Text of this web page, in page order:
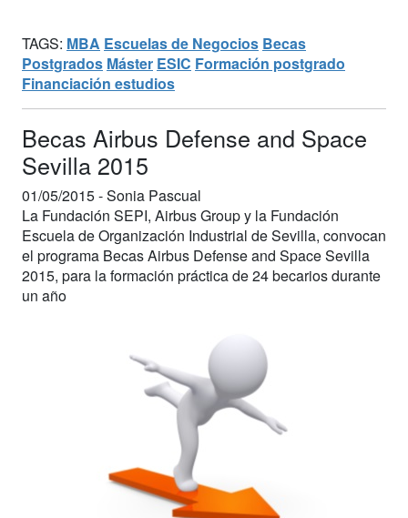
TAGS: MBA Escuelas de Negocios Becas
Postgrados Máster ESIC Formación postgrado
Financiación estudios
Becas Airbus Defense and Space
Sevilla 2015
01/05/2015 -Sonia Pascual
La Fundación SEPI, Airbus Group y la Fundación
Escuela de Organización Industrial de Sevilla, convocan
el programa Becas Airbus Defense and Space Sevilla
2015, para la formación práctica de 24 becarios durante
un año